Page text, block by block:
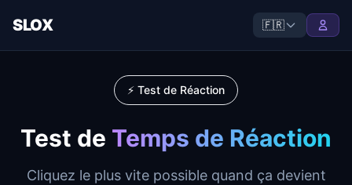
SLOX 🇫🇷
⚡ Test de Réaction
Test de Temps de Réaction
Cliquez le plus vite possible quand ça devient